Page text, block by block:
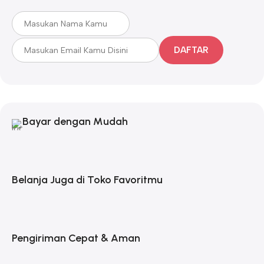
DAFTAR
Bayar dengan Mudah
Belanja Juga di Toko Favoritmu
Pengiriman Cepat & Aman